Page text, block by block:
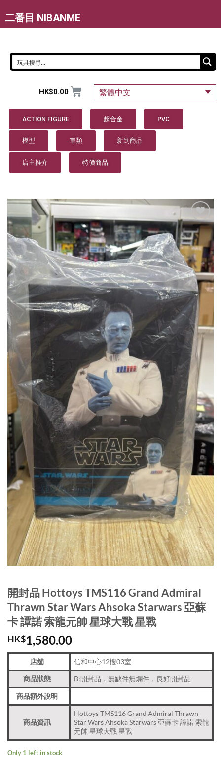
二番目 NIBANME
HK$0.00 繁體中文
ACTION FIGURE 超合金 PVC
模型 車類 新到商品
店主推介 特價商品
開封品 Hottoys TMS116 Grand Admiral
Thrawn Star Wars Ahsoka Starwars 亞蘇
卡 譚諾 索龍元帥 星球大戰 星戰
HK$1,580.00
店舖 信和中心12樓03室
商品狀態 B:開封品，無缺件無爛件，良好開封品
商品額外說明
商品資訊
Hottoys TMS116 Grand Admiral Thrawn
Star Wars Ahsoka Starwars 亞蘇卡 譚諾 索龍
元帥 星球大戰 星戰
Only 1 left in stock